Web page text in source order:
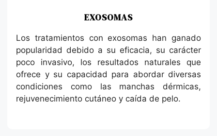
EXOSOMAS
Los tratamientos con exosomas han ganado
popularidad debido a su eficacia, su carácter
poco invasivo, los resultados naturales que
ofrece y su capacidad para abordar diversas
condiciones como las manchas dérmicas,
rejuvenecimiento cutáneo y caída de pelo.